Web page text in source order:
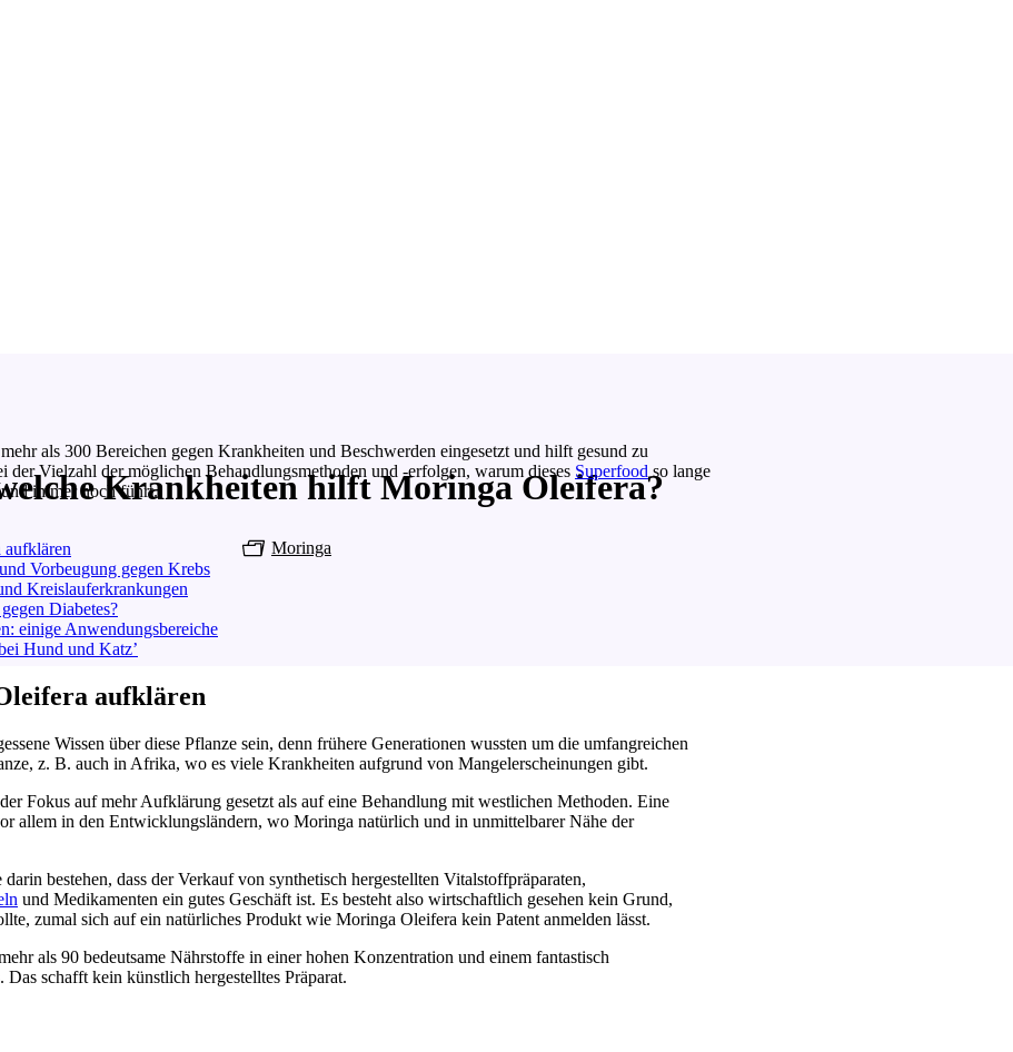
Krankheiten hilft Moringa Oleifera?
Moringa
als 300 Bereichen gegen Krankheiten und Beschwerden eingesetzt und hilft gesund zu
der Vielzahl der möglichen Behandlungsmethoden und -erfolgen, warum dieses Superfood so lange
immer noch führt.
Vorbeugung gegen Krebs
Kreislauferkrankungen
Diabetes?
einige Anwendungsbereiche
Hund und Katz’
aufklären
Wissen über diese Pflanze sein, denn frühere Generationen wussten um die umfangreichen
z. B. auch in Afrika, wo es viele Krankheiten aufgrund von Mangelerscheinungen gibt.
Fokus auf mehr Aufklärung gesetzt als auf eine Behandlung mit westlichen Methoden. Eine
allem in den Entwicklungsländern, wo Moringa natürlich und in unmittelbarer Nähe der
bestehen, dass der Verkauf von synthetisch hergestellten Vitalstoffpräparaten,
und Medikamenten ein gutes Geschäft ist. Es besteht also wirtschaftlich gesehen kein Grund,
zumal sich auf ein natürliches Produkt wie Moringa Oleifera kein Patent anmelden lässt.
als 90 bedeutsame Nährstoffe in einer hohen Konzentration und einem fantastisch
Das schafft kein künstlich hergestelltes Präparat.